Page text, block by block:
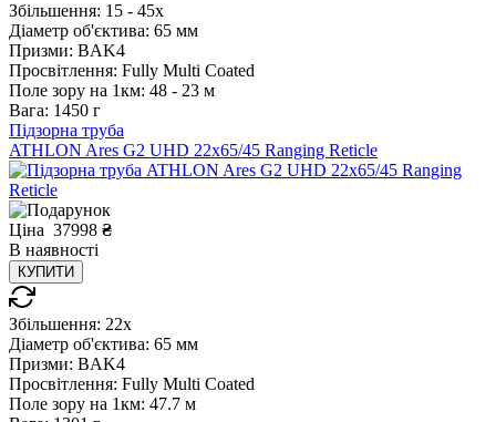
Збільшення: 15 - 45x
Діаметр об'єктива: 65 мм
Призми: BAK4
Просвітлення: Fully Multi Coated
Поле зору на 1км: 48 - 23 м
Вага: 1450 г
Підзорна труба
ATHLON Ares G2 UHD 22x65/45 Ranging Reticle
Ціна 37998 ₴
В наявності
КУПИТИ
Збільшення: 22x
Діаметр об'єктива: 65 мм
Призми: BAK4
Просвітлення: Fully Multi Coated
Поле зору на 1км: 47.7 м